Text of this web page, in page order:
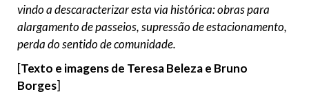
vindo a descaracterizar esta via histórica: obras para
alargamento de passeios, supressão de estacionamento,
perda do sentido de comunidade.
[Texto e imagens de Teresa Beleza e Bruno
Borges]